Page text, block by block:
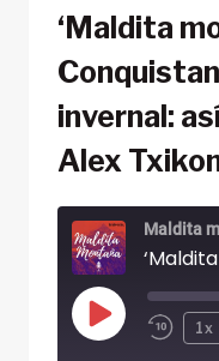
‘Maldita
invernal:
Alex
Maldita
Reproducir1x